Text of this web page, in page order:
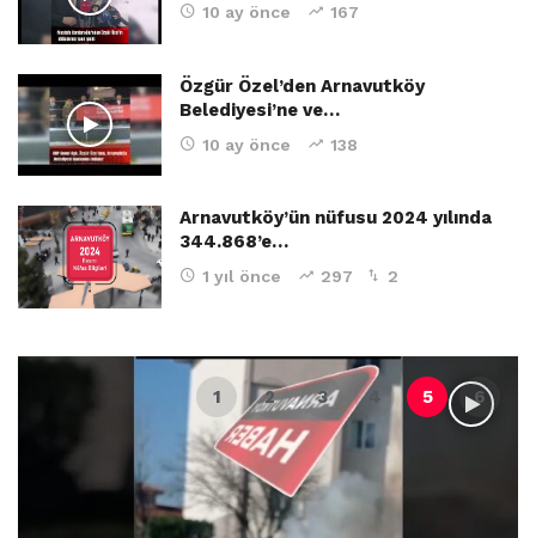
10 ay önce 167
Özgür Özel’den Arnavutköy
Belediyesi’ne ve…
10 ay önce 138
Arnavutköy’ün nüfusu 2024 yılında
344.868’e…
1 yıl önce 297 2